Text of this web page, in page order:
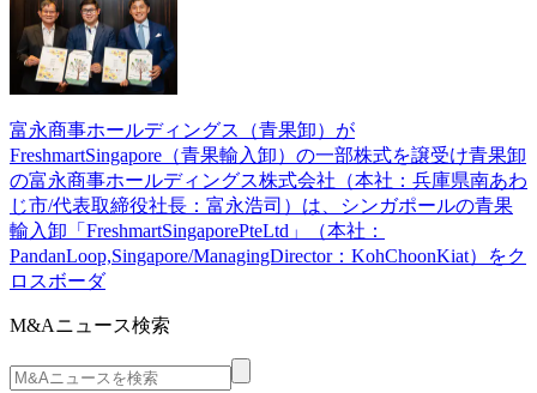
富永商事ホールディングス（青果卸）が
FreshmartSingapore（青果輸入卸）の一部株式を譲受け青果卸
の富永商事ホールディングス株式会社（本社：兵庫県南あわ
じ市/代表取締役社長：富永浩司）は、シンガポールの青果
輸入卸「FreshmartSingaporePteLtd」（本社：
PandanLoop,Singapore/ManagingDirector：KohChoonKiat）をク
ロスボーダ
M&Aニュース検索